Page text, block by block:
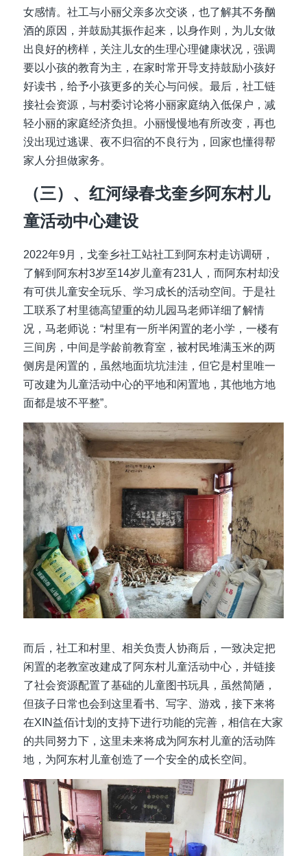
女感情。社工与小丽父亲多次交谈，也了解其不务酗
酒的原因，并鼓励其振作起来，以身作则，为儿女做
出良好的榜样，关注儿女的生理心理健康状况，强调
要以小孩的教育为主，在家时常开导支持鼓励小孩好
好读书，给予小孩更多的关心与问候。最后，社工链
接社会资源，与村委讨论将小丽家庭纳入低保户，减
轻小丽的家庭经济负担。小丽慢慢地有所改变，再也
没出现过逃课、夜不归宿的不良行为，回家也懂得帮
家人分担做家务。
（三）、红河绿春戈奎乡阿东村儿
童活动中心建设
2022年9月，戈奎乡社工站社工到阿东村走访调研，
了解到阿东村3岁至14岁儿童有231人，而阿东村却没
有可供儿童安全玩乐、学习成长的活动空间。于是社
工联系了村里德高望重的幼儿园马老师详细了解情
况，马老师说：“村里有一所半闲置的老小学，一楼有
三间房，中间是学龄前教育室，被村民堆满玉米的两
侧房是闲置的，虽然地面坑坑洼洼，但它是村里唯一
可改建为儿童活动中心的平地和闲置地，其他地方地
面都是坡不平整”。
而后，社工和村里、相关负责人协商后，一致决定把
闲置的老教室改建成了阿东村儿童活动中心，并链接
了社会资源配置了基础的儿童图书玩具，虽然简陋，
但孩子日常也会到这里看书、写字、游戏，接下来将
在XIN益佰计划的支持下进行功能的完善，相信在大家
的共同努力下，这里未来将成为阿东村儿童的活动阵
地，为阿东村儿童创造了一个安全的成长空间。